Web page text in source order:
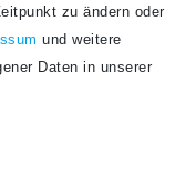
gelesen habe. Meine
zu ändern oder
und weitere
Daten in unserer